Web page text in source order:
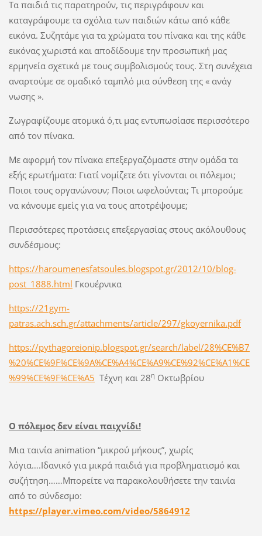
Τα παιδιά τις παρατηρούν, τις περιγράφουν και
καταγράφουμε τα σχόλια των παιδιών κάτω από κάθε
εικόνα. Συζητάμε για τα χρώματα του πίνακα και της κάθε
εικόνας χωριστά και αποδίδουμε την προσωπική μας
ερμηνεία σχετικά με τους συμβολισμούς τους. Στη συνέχεια
αναρτούμε σε ομαδικό ταμπλό μια σύνθεση της « ανάγ
νωσης ».
Ζωγραφίζουμε ατομικά ό,τι μας εντυπωσίασε περισσότερο
από τον πίνακα.
Με αφορμή τον πίνακα επεξεργαζόμαστε στην ομάδα τα
εξής ερωτήματα: Γιατί νομίζετε ότι γίνονται οι πόλεμοι;
Ποιοι τους οργανώνουν; Ποιοι ωφελούνται; Τι μπορούμε
να κάνουμε εμείς για να τους αποτρέψουμε;
Περισσότερες προτάσεις επεξεργασίας στους ακόλουθους
συνδέσμους:
https://haroumenesfatsoules.blogspot.gr/2012/10/blog-
post_1888.html Γκουέρνικα
https://21gym-
patras.ach.sch.gr/attachments/article/297/gkoyernika.pdf
https://pythagoreionip.blogspot.gr/search/label/28%CE%B7
%20%CE%9F%CE%9A%CE%A4%CE%A9%CE%92%CE%A1%CE
%99%CE%9F%CE%A5 Τέχνη και 28η Οκτωβρίου
Ο πόλεμος δεν είναι παιχνίδι!
Μια ταινία animation “μικρού μήκους”, χωρίς
λόγια….Ιδανικό για μικρά παιδιά για προβληματισμό και
συζήτηση……Μπορείτε να παρακολουθήσετε την ταινία
από το σύνδεσμο:
https://player.vimeo.com/video/5864912